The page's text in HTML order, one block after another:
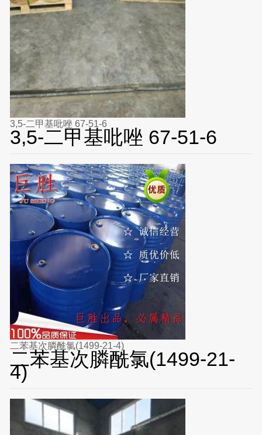
3,5-二甲基吡唑 67-51-6
3,5-二甲基吡唑 67-51-6
二苯基次膦酰氯(1499-21-4)
二苯基次膦酰氯(1499-21-
4)